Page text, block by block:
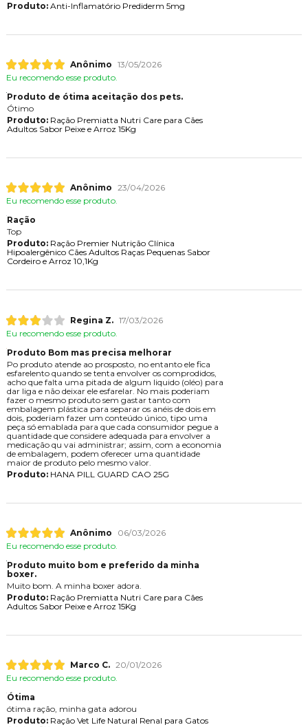
Produto:Anti-Inflamatório Prediderm 5mg
Anônimo 13/05/2026
Eu recomendo esse produto.
Produto de ótima aceitação dos pets.
Ótimo
Produto:Ração Premiatta Nutri Care para Cães
Adultos Sabor Peixe e Arroz 15Kg
Anônimo 23/04/2026
Eu recomendo esse produto.
Ração
Top
Produto:Ração Premier Nutrição Clínica
Hipoalergênico Cães Adultos Raças Pequenas Sabor
Cordeiro e Arroz 10,1Kg
Regina Z. 17/03/2026
Eu recomendo esse produto.
Produto Bom mas precisa melhorar
Po produto atende ao prosposto, no entanto ele fica
esfarelento quando se tenta envolver os comprodidos,
acho que falta uma pitada de algum liquido (oléo) para
dar liga e não deixar ele esfarelar. No mais poderiam
fazer o mesmo produto sem gastar tanto com
embalagem plástica para separar os anéis de dois em
dois, poderiam fazer um conteúdo único, tipo uma
peça só emablada para que cada consumidor pegue a
quantidade que considere adequada para envolver a
medicação qu vai administrar; assim, com a economia
de embalagem, podem oferecer uma quantidade
maior de produto pelo mesmo valor.
Produto:HANA PILL GUARD CAO 25G
Anônimo
06/03/2026
Eu recomendo esse produto.
Produto muito bom e preferido da minha
boxer.
Muito bom. A minha boxer adora.
Produto:Ração Premiatta Nutri Care para Cães
Adultos Sabor Peixe e Arroz 15Kg
Marco C. 20/01/2026
Eu recomendo esse produto.
Ótima
ótima ração, minha gata adorou
Produto:Ração Vet Life Natural Renal para Gatos